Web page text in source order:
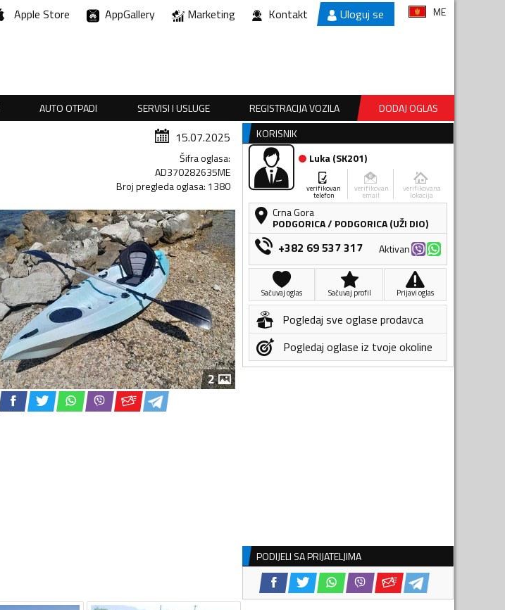
Apple Store AppGallery Marketing Kontakt Uloguj se ME
AUTO OTPADI SERVISI I USLUGE REGISTRACIJA VOZILA
DODAJ OGLAS
15.07.2025
Šifra oglasa:
AD370282635ME
Broj pregleda oglasa: 1380
2
KORISNIK
Luka(SK201)
verifikovan
telefon
verifikovan
email
verifikovana
lokacija
Crna Gora
PODGORICA/ PODGORICA (UŽI DIO)
+382 69 537 317 Aktivan
Sačuvaj oglas Sačuvaj profil Prijavi oglas
Pogledaj sve oglase prodavca
Pogledaj oglase iz tvoje okoline
PODIJELI SA PRIJATELJIMA